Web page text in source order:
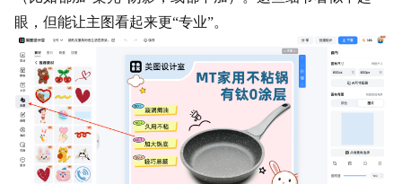
眼，但能让主图看起来更“专业”。